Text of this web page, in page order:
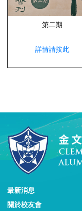
第二期
詳情請按此
最新消息
關於校友會